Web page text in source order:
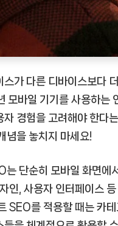
스가 다른 디바이스보다
바일 기기를 사용하는
자 경험을 고려해야 한다
념을 놓치지 마세요!
는 단순히 모바일 화면에
인, 사용자 인터페이스
SEO를 적용할 때는 카